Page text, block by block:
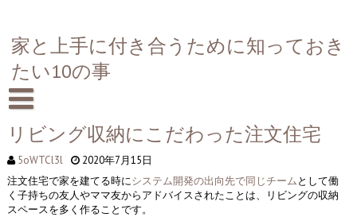
家と上手に付き合うために知っておき
たい10の事
リビング収納にこだわった注文住宅
5oWTCl3l
2020年7月15日
注文住宅で家を建てる時にシステム開発の出向先で同じチームとして働
く子持ちの友人やママ友からアドバイスされたことは、リビングの収納
スペースを多く作ることです。